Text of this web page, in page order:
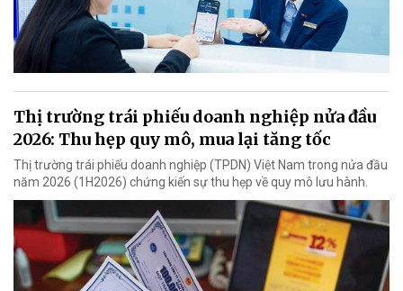
Thị trường trái phiếu doanh nghiệp nửa đầu
2026: Thu hẹp quy mô, mua lại tăng tốc
Thị trường trái phiếu doanh nghiệp (TPDN) Việt Nam trong nửa đầu
năm 2026 (1H2026) chứng kiến sự thu hẹp về quy mô lưu hành.